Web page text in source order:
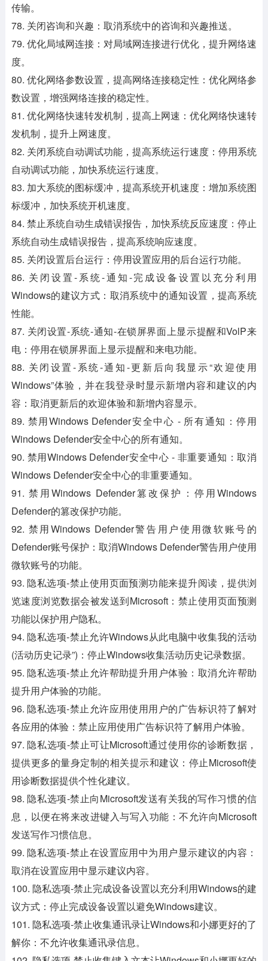
传输。
78. 关闭咨询和兴趣：取消系统中的咨询和兴趣推送。
79. 优化局域网连接：对局域网连接进行优化，提升网络速
度。
80. 优化网络参数设置，提高网络连接稳定性：优化网络参
数设置，增强网络连接的稳定性。
81. 优化网络快速转发机制，提高上网速：优化网络快速转
发机制，提升上网速度。
82. 关闭系统自动调试功能，提高系统运行速度：停用系统
自动调试功能，加快系统运行速度。
83. 加大系统的图标缓冲，提高系统开机速度：增加系统图
标缓冲，加快系统开机速度。
84. 禁止系统自动生成错误报告，加快系统反应速度：停止
系统自动生成错误报告，提高系统响应速度。
85. 关闭设置后台运行：停用设置应用的后台运行功能。
86. 关闭设置-系统-通知-完成设备设置以充分利用
Windows的建议方式：取消系统中的通知设置，提高系统
性能。
87. 关闭设置-系统-通知-在锁屏界面上显示提醒和VolP来
电：停用在锁屏界面上显示提醒和来电功能。
88. 关闭设置-系统-通知-更新后向我显示“欢迎使用
Windows”体验，并在我登录时显示新增内容和建议的内
容：取消更新后的欢迎体验和新增内容显示。
89. 禁用Windows Defender安全中心 - 所有通知：停用
Windows Defender安全中心的所有通知。
90. 禁用Windows Defender安全中心 - 非重要通知：取消
Windows Defender安全中心的非重要通知。
91. 禁用Windows Defender篡改保护：停用Windows
Defender的篡改保护功能。
92. 禁用Windows Defender警告用户使用微软账号的
Defender账号保护：取消Windows Defender警告用户使用
微软账号的功能。
93. 隐私选项-禁止使用页面预测功能来提升阅读，提供浏
览速度浏览数据会被发送到Microsoft：禁止使用页面预测
功能以保护用户隐私。
94. 隐私选项-禁止允许Windows从此电脑中收集我的活动
(活动历史记录”)：停止Windows收集活动历史记录数据。
95. 隐私选项-禁止允许帮助提升用户体验：取消允许帮助
提升用户体验的功能。
96. 隐私选项-禁止允许应用使用用户的广告标识符了解对
各应用的体验：禁止应用使用广告标识符了解用户体验。
97. 隐私选项-禁止可让Microsoft通过使用你的诊断数据，
提供更多的量身定制的相关提示和建议：停止Microsoft使
用诊断数据提供个性化建议。
98. 隐私选项-禁止向Microsoft发送有关我的写作习惯的信
息，以便在将来改进键入与写入功能：不允许向Microsoft
发送写作习惯信息。
99. 隐私选项-禁止在设置应用中为用户显示建议的内容：
取消在设置应用中显示建议内容。
100. 隐私选项-禁止完成设备设置以充分利用Windows的建
议方式：停止完成设备设置以避免Windows建议。
101. 隐私选项-禁止收集通讯录让Windows和小娜更好的了
解你：不允许收集通讯录信息。